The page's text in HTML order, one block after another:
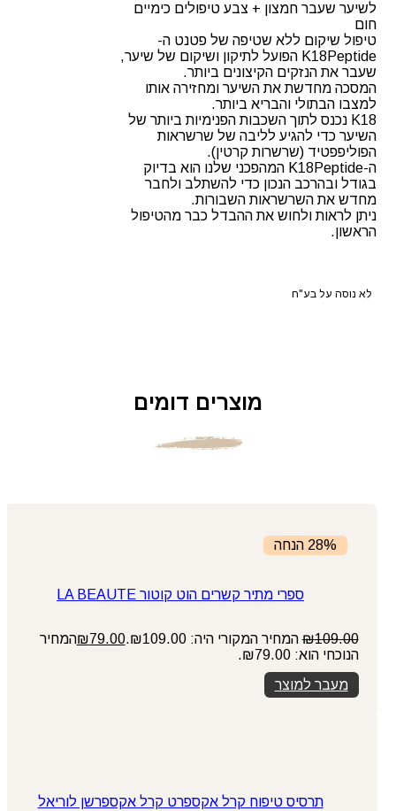
לשיער שעבר חמצון + צבע טיפולים כימיים
חום
טיפול שיקום ללא שטיפה של פטנט ה-
K18Peptide הפועל לתיקון ושיקום של שיער,
שעבר את הנזקים הקיצונים ביותר.
המסכה מחדשת את השיער ומחזירה אותו
למצבו הבתולי והבריא ביותר.
K18 נכנס לתוך השכבות הפנימיות ביותר של
השיער כדי להגיע לליבה של שרשראות
הפוליפפטיד (שרשרות קרטין).
ה-K18Peptide המהפכני שלנו הוא בדיוק
בגודל ובהרכב הנכון כדי להשתלב ולחבר
מחדש את השרשראות השבורות.
ניתן לראות ולחוש את ההבדל כבר מהטיפול
הראשון.
לא נוסה על בע"ח
מוצרים דומים
28% הנחה
ספרי מתיר קשרים הוט קוטור LA BEAUTE
₪109.00 המחיר המקורי היה: ₪109.00. ₪79.00
המחיר
הנוכחי הוא: ₪79.00.
מעבר למוצר
תרסיס טיפוח קרל אקספרט קרל אקספרשן לוריאל